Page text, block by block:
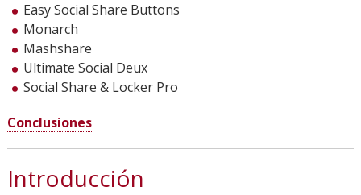
Easy Social Share Buttons
Monarch
Mashshare
Ultimate Social Deux
Social Share & Locker Pro
Conclusiones
Introducción